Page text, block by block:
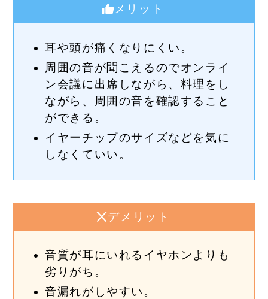
メリット
耳や頭が痛くなりにくい。
周囲の音が聞こえるのでオンライ
ン会議に出席しながら、料理をし
ながら、周囲の音を確認すること
ができる。
イヤーチップのサイズなどを気に
しなくていい。
デメリット
音質が耳にいれるイヤホンよりも
劣りがち。
音漏れがしやすい。